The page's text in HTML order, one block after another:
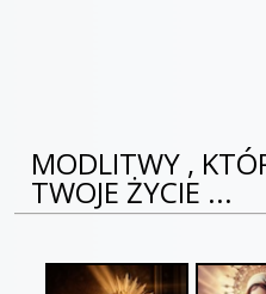
MODLITWY ,
TWOJE ŻYCIE ...